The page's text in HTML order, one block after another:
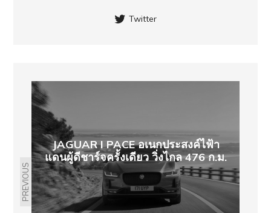
Twitter
PREVIOUS
JAGUAR I PACE อเนกประสงค์ไฟ้า
แดนผู้ดีชาร์จครั้งเดียว วิ่งไกล 476 ก.ม.